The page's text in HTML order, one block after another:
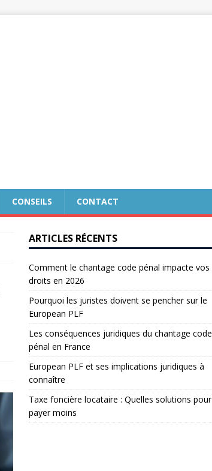
CONSEILS CONTACT
ARTICLES RÉCENTS
Comment le chantage code pénal impacte vos
droits en 2026
Pourquoi les juristes doivent se pencher sur le
European PLF
Les conséquences juridiques du chantage code
pénal en France
European PLF et ses implications juridiques à
connaître
Taxe foncière locataire : Quelles solutions pour
payer moins